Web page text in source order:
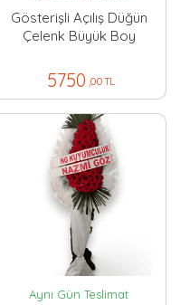
Gösterişli Açılış Düğün
Çelenk Büyük Boy
5750 ,00 TL
Aynı Gün Teslimat